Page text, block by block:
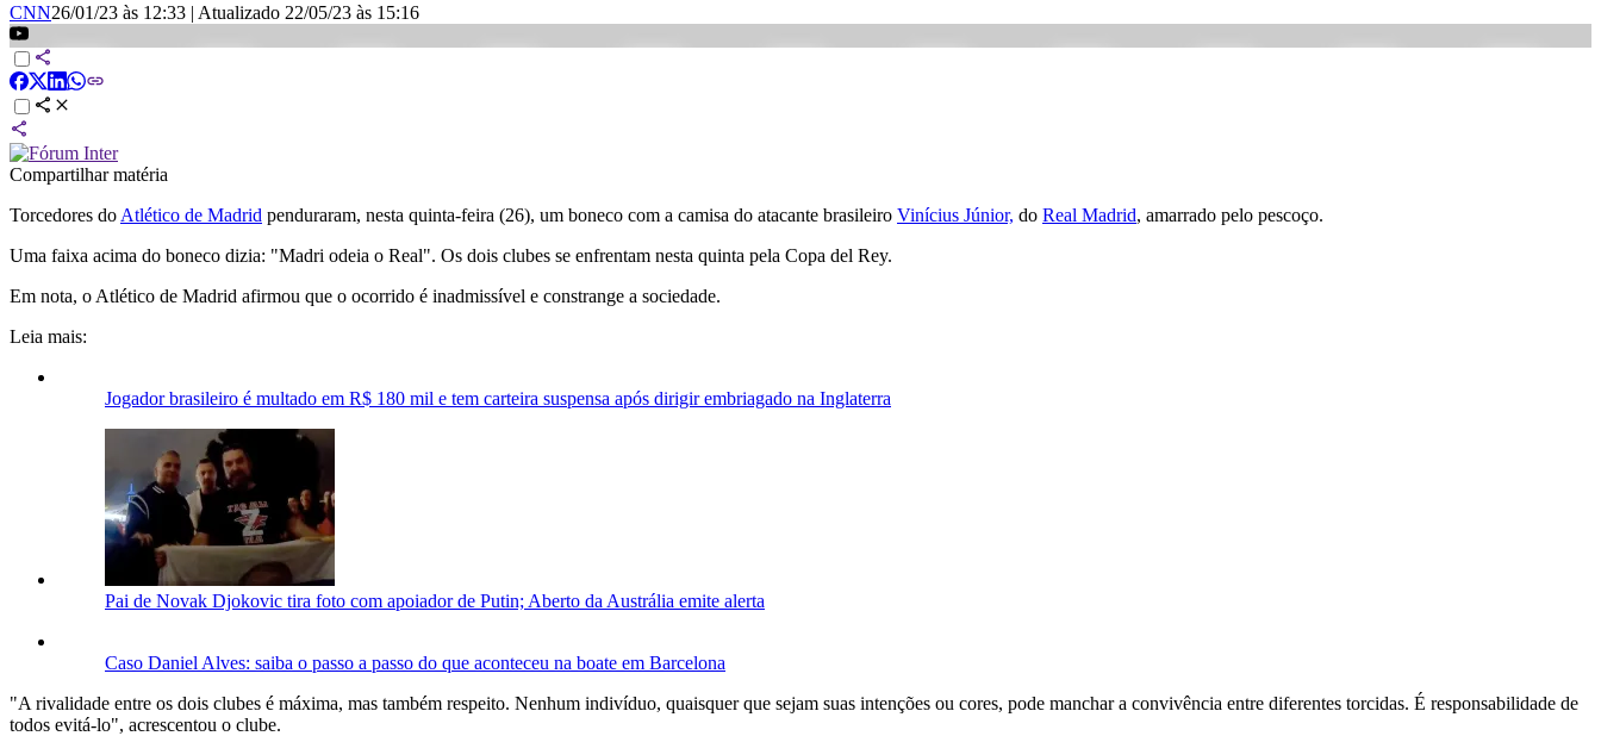
CNN26/01/23 às 12:33 | Atualizado 22/05/23 às 15:16
Compartilhar matéria
Torcedores do Atlético de Madrid penduraram, nesta quinta-feira (26), um boneco com a camisa do atacante brasileiro Vinícius Júnior, do Real Madrid, amarrado pelo pescoço.
Uma faixa acima do boneco dizia: "Madri odeia o Real". Os dois clubes se enfrentam nesta quinta pela Copa del Rey.
Em nota, o Atlético de Madrid afirmou que o ocorrido é inadmissível e constrange a sociedade.
Leia mais:
Jogador brasileiro é multado em R$ 180 mil e tem carteira suspensa após dirigir embriagado na Inglaterra
Pai de Novak Djokovic tira foto com apoiador de Putin; Aberto da Austrália emite alerta
Caso Daniel Alves: saiba o passo a passo do que aconteceu na boate em Barcelona
"A rivalidade entre os dois clubes é máxima, mas também respeito. Nenhum indivíduo, quaisquer que sejam suas intenções ou cores, pode manchar a convivência entre diferentes torcidas. É responsabilidade de
todos evitá-lo", acrescentou o clube.